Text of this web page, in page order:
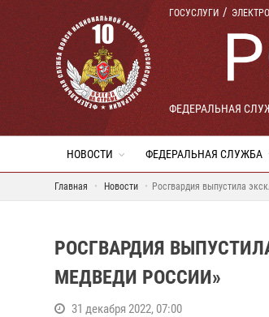
ГОСУСЛУГИ
ФЕДЕРАЛЬНАЯ
НОВОСТИ ФЕДЕРАЛЬНАЯ СЛУЖБА
Главная Новости Росгвардия выпустила
РОСГВАРДИЯ
МЕДВЕДИ РОССИИ»
31 декабря 2022, 07:00